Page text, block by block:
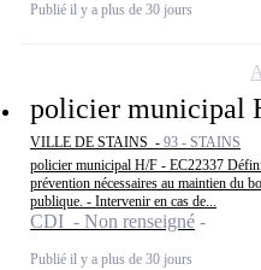
Publié il y a plus de 30 jours
policier municipal
VILLE DE STAINS - 93 - STAINS
policier municipal H/F - EC22337
prévention nécessaires au maintien du
publique. - Intervenir en cas de...
CDI - Non renseigné
Publié il y a plus de 30 jours